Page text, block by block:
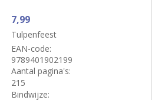
7,99
Tulpenfeest
EAN-code:
9789401902199
Aantal pagina's:
215
Bindwijze: